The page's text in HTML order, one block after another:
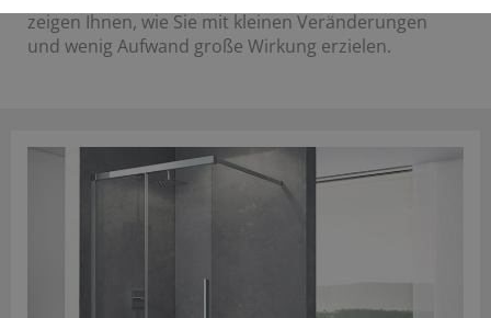
zeigen Ihnen, wie Sie mit kleinen Veränderungen
und wenig Aufwand große Wirkung erzielen.